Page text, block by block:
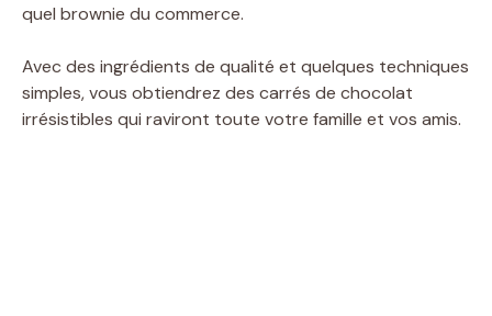
quel brownie du commerce.
Avec des ingrédients de qualité et quelques techniques
simples, vous obtiendrez des carrés de chocolat
irrésistibles qui raviront toute votre famille et vos amis.